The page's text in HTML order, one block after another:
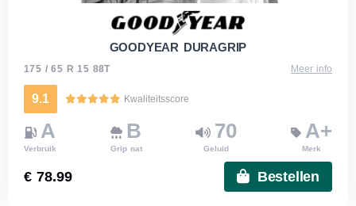
GOODYEAR DURAGRIP
175 / 65 R 15 88T Meer info
9.1 Kwaliteitsscore
A
Verbruik
B
Grip nat
70
Geluid
A+
Merk
€ 78.99 Bestellen